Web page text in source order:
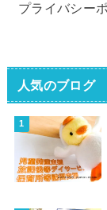
プライバシー
人気のブログ